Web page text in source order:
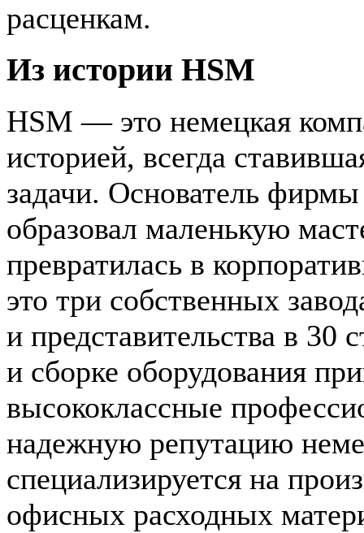
расценкам.
Из истории HSM
HSM — это немецкая
историей, всегда
задачи. Основатель
образовал маленькую
превратилась в
это три собственных
и представительства в 30
и сборке оборудования
высококлассные
надежную репутацию
специализируется на
офисных расходных